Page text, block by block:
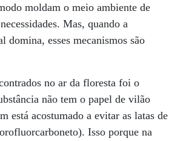
moldam o meio ambiente de
Mas, quando a
domina, esses mecanismos são
no ar da floresta foi o
não tem o papel de vilão
está acostumado a evitar as latas de
Isso porque na